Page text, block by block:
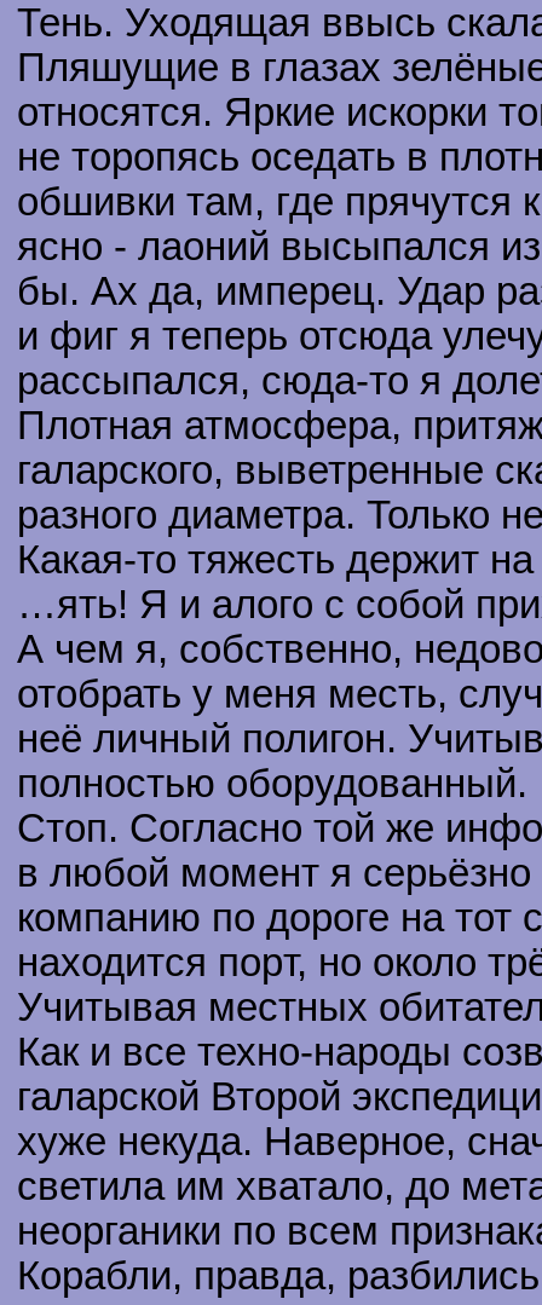
Тень. Уходящая ввысь
Пляшущие в глазах
относятся. Яркие искорки
не торопясь оседать в
обшивки там, где прячутся
ясно - лаоний высыпался
бы. Ах да, имперец. Удар
и фиг я теперь отсюда
рассыпался, сюда-то я
Плотная атмосфера,
галарского, выветренные
разного диаметра. Только
Какая-то тяжесть держит
…ять! Я и алого с собой
А чем я, собственно,
отобрать у меня месть,
неё личный полигон.
полностью оборудованный.
Стоп. Согласно той же
в любой момент я
компанию по дороге на тот
находится порт, но около
Учитывая местных
Как и все техно-народы
галарской Второй
хуже некуда. Наверное,
светила им хватало, до
неорганики по всем
Корабли, правда,